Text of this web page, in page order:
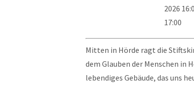
2026
17:00
Mitten in Hörde ragt die
dem Glauben der Menschen in
lebendiges Gebäude, das uns